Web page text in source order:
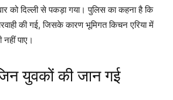
को दिल्ली से पकड़ा गया। पुलिस का कहना है कि
की गई, जिसके कारण भूमिगत किचन एरिया में
पाए।
युवकों की जान गई